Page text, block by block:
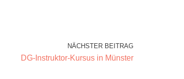
NÄCHSTER BEITRAG
DG-Instruktor-Kursus in Münster